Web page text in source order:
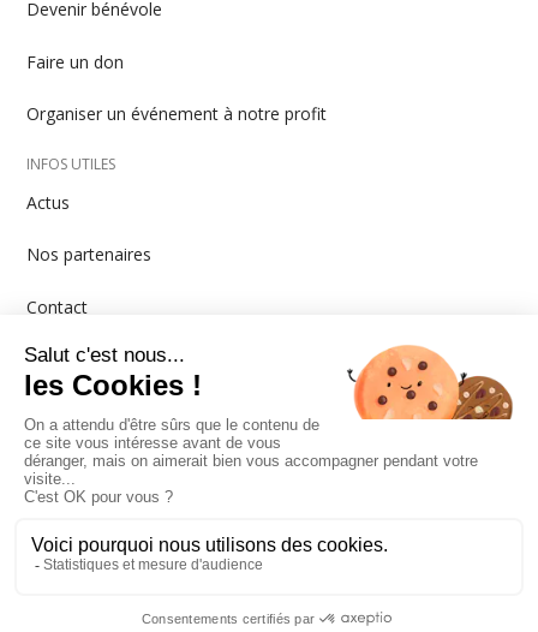
Devenir bénévole
Faire un don
Organiser un événement à notre profit
INFOS UTILES
Actus
Nos partenaires
Contact
MISTRAL GAGNANT - Rue de la Colonne 1A - 1080
Bruxelles
info@mistralgagnant.be
N° compte BE42 2100 4260 2654
N° entreprise 0447059934
Wanaly